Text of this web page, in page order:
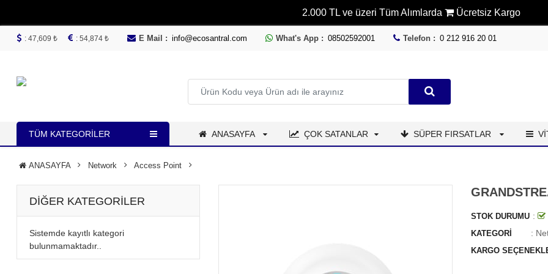
2.000 TL ve üzeri Tüm Alımlarda Ücretsiz Kargo
: 47,609 ₺ : 54,874 ₺ E Mail : info@ecosantral.com What's App : 08502592001 Telefon : 0 212 916 20 01
TÜM KATEGORILER ANASAYFA ÇOK SATANLAR SÜPER FIRSATLAR
ANASAYFA Network Access Point
DIĞER KATEGORILER
Sistemde kayıtlı kategori
bulunmamaktadır..
STOK DURUMU :
KATEGORI :
KARGO